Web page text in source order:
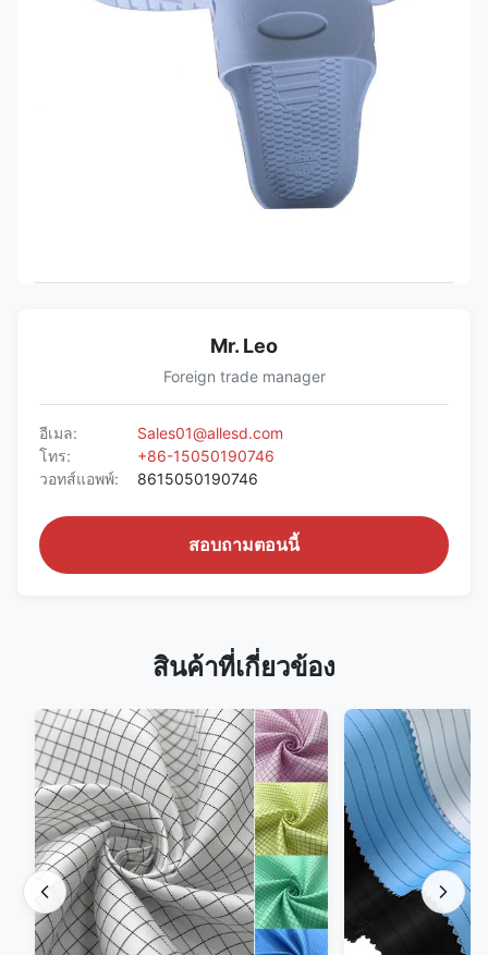
Mr. Leo
Foreign trade manager
อีเมล:
Sales01@allesd.com
โทร:
+86-15050190746
วอทส์แอพพ์:
8615050190746
สอบถามตอนนี้
สินค้าที่เกี่ยวข้อง